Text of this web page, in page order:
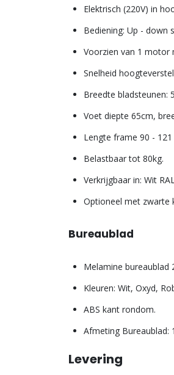
Elektrisch (220V) in
Bediening: Up - down
Voorzien van 1 motor
Snelheid
Breedte bladsteunen:
Voet diepte 65cm,
Lengte frame 90 - 121
Belastbaar tot 80kg.
Verkrijgbaar in: Wit
Optioneel met zwarte
Bureaublad
Melamine bureaublad
Kleuren: Wit, Oxyd,
ABS kant rondom.
Afmeting Bureaublad:
Levering